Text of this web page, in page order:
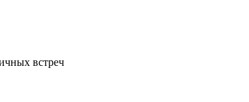
встреч